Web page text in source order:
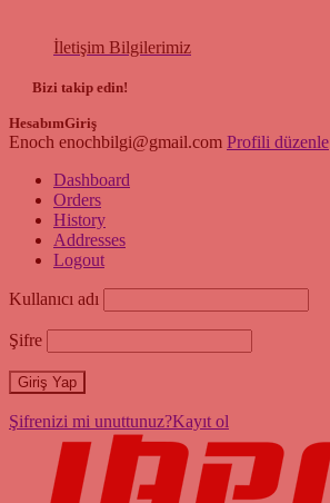
İletişim Bilgilerimiz
Bizi takip edin!
HesabımGiriş
Enoch enochbilgi@gmail.com Profili düzenle
Dashboard
Orders
History
Addresses
Logout
Kullanıcı adı
Şifre
Şifrenizi mi unuttunuz?Kayıt ol